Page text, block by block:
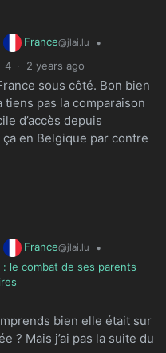
France@jlai.lu
•
4 · 2 years ago
sous côté. Bon bien
pas la comparaison
d’accès depuis
en Belgique par contre
France@jlai.lu
•
le combat de ses parents
bien elle était sur
? Mais j’ai pas la suite du